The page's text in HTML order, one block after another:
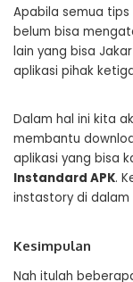
Apabila semua
belum bisa
lain yang bisa
aplikasi pihak
Dalam hal ini kita
membantu
aplikasi yang bisa
Instandard APK.
instastory di dalam
Kesimpulan
Nah itulah